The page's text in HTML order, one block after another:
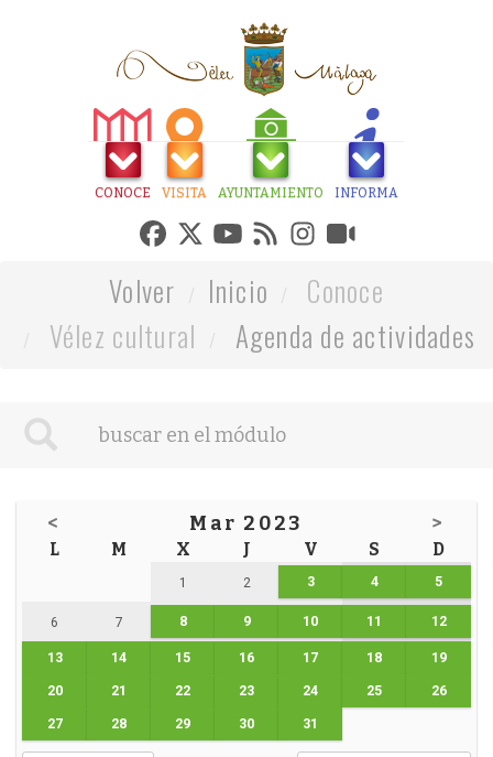
CONOCE VISITA AYUNTAMIENTO INFORMA
Volver Inicio
Conoce
Vélez cultural
Agenda de actividades
< Mar 2023 >
L M X J V S D
1 2 3 4 5
6 7 8 9 10 11 12
13 14 15 16 17 18 19
20 21 22 23 24 25 26
27 28 29 30 31